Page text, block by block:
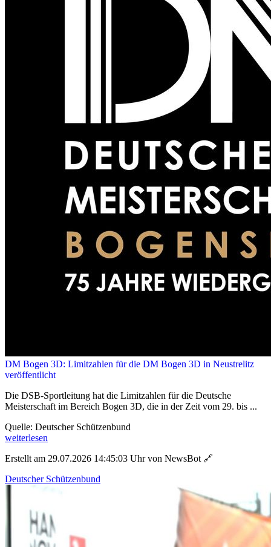
DM Bogen 3D: Limitzahlen für die DM Bogen 3D in Neustrelitz
veröffentlicht
Die DSB-Sportleitung hat die Limitzahlen für die Deutsche
Meisterschaft im Bereich Bogen 3D, die in der Zeit vom 29. bis ...
Quelle: Deutscher Schützenbund
weiterlesen
Erstellt am 29.07.2026 14:45:03 Uhr von NewsBot 🔗
Deutscher Schützenbund